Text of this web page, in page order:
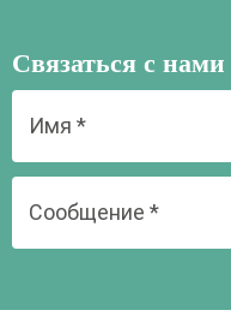
Связаться с нами